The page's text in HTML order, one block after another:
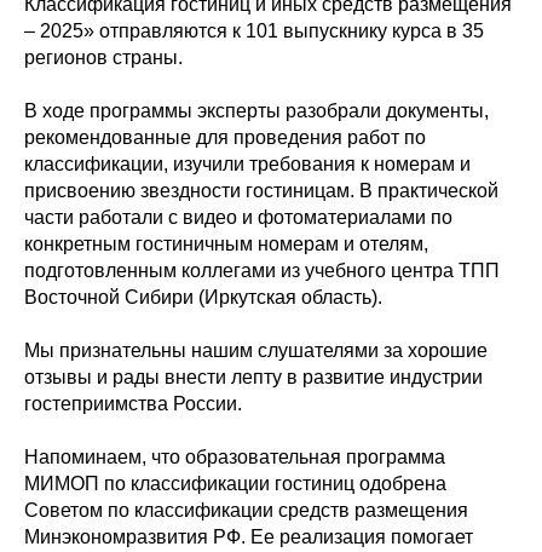
Классификация гостиниц и иных средств размещения
– 2025» отправляются к 101 выпускнику курса в 35
регионов страны.
В ходе программы эксперты разобрали документы,
рекомендованные для проведения работ по
классификации, изучили требования к номерам и
присвоению звездности гостиницам. В практической
части работали с видео и фотоматериалами по
конкретным гостиничным номерам и отелям,
подготовленным коллегами из учебного центра ТПП
Восточной Сибири (Иркутская область).
Мы признательны нашим слушателями за хорошие
отзывы и рады внести лепту в развитие индустрии
гостеприимства России.
Напоминаем, что образовательная программа
МИМОП по классификации гостиниц одобрена
Советом по классификации средств размещения
Минэкономразвития РФ. Ее реализация помогает